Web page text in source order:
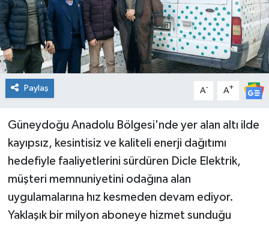
Paylaş A- A+
Güneydoğu Anadolu Bölgesi'nde yer alan altı ilde
kayıpsız, kesintisiz ve kaliteli enerji dağıtımı
hedefiyle faaliyetlerini sürdüren Dicle Elektrik,
müşteri memnuniyetini odağına alan
uygulamalarına hız kesmeden devam ediyor.
Yaklaşık bir milyon aboneye hizmet sunduğu
Gündem
İlim & İrfan
Kültür & Sanat
KURDÎ
Sağlık
Sağlık & Yaşam
Spor